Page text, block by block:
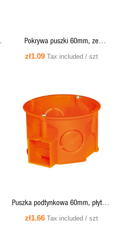
Pokrywa puszki 60mm, ze
skrzydełkami rozporowymi - WS60
zł1.09 Tax included / szt
QUICK VIEW
Puszka podtynkowa 60mm, płytka,
szeregowa, z wkrętami,
zł1.66 Tax included / szt